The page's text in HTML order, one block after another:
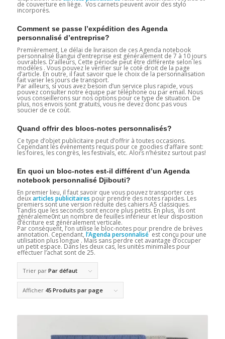
de couverture en liège. Vos carnets peuvent avoir des stylo
incorporés.
Comment se passe l’expédition des Agenda
personnalisé d’entreprise?
Premièrement, Le délai de livraison de ces Agenda notebook
personnalisé Bangui d’entreprise est généralement de 7 à 10 jours
ouvrables. D’ailleurs, Cette période peut être différente selon les
modèles . Vous pouvez le vérifier sur le coté droit de la page
d’article. En outre, il faut savoir que le choix de la personnalisation
fait varier les jours de transport.
Par ailleurs, si vous avez besoin d’un service plus rapide, vous
pouvez consulter notre équipe par téléphone ou par email. Nous
vous conseillerons sur nos options pour ce type de situation. De
plus, nos envois sont gratuits, vous ne devez donc pas vous
soucier de ce coût.
Quand offrir des blocs-notes personnalisés?
Ce type d’objet publicitaire peut d’offrir à toutes occasions.
Cependant les évènements requis pour ce goodies d’affaire sont:
les foires, les congrès, les festivals, etc. Alors n’hésitez surtout pas!
En quoi un bloc-notes est-il différent d’un Agenda
notebook personnalisé Djibouti?
En premier lieu, il faut savoir que vous pouvez transporter ces
deuxarticles publicitaires pour prendre des notes rapides. Les
premiers sont une version réduite des cahiers A5 classiques.
Tandis que les seconds sont encore plus petits. En plus, ils ont
généraleme0nt un nombre de feuilles inférieur et leur disposition
d’écriture est généralement verticale.
Par conséquent, l’on utilise le bloc-notes pour prendre de brèves
annotation. Cependant, l’Agenda personnalisé est conçu pour une
utilisation plus longue . Mais sans perdre cet avantage d’occuper
un petit espace. Dans les deux cas, les unités minimales pour
effectuer l’achat sont de 25.
Trier par Par défaut
Afficher 45 Produits par page